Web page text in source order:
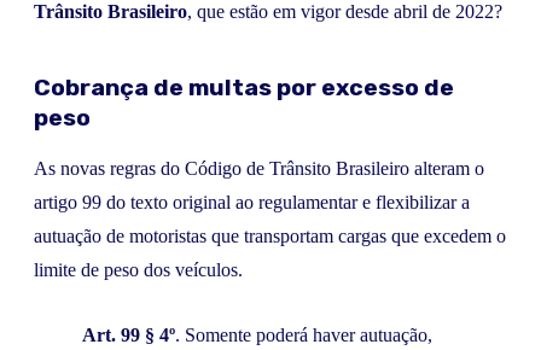
Trânsito Brasileiro, que estão em vigor desde abril de 2022?
Cobrança de multas por excesso de
peso
As novas regras do Código de Trânsito Brasileiro alteram o
artigo 99 do texto original ao regulamentar e flexibilizar a
autuação de motoristas que transportam cargas que excedem o
limite de peso dos veículos.
Art. 99 § 4º. Somente poderá haver autuação,